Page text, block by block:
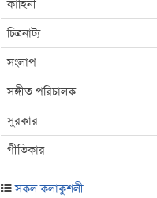
কাহিনী
চিত্রনাট্য
সংলাপ
সঙ্গীত পরিচালক
সুরকার
গীতিকার
সকল কলাকুশলী